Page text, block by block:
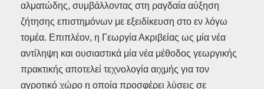
αλματώδης, συμβάλλοντας στη ραγδαία αύξηση
ζήτησης επιστημόνων με εξειδίκευση στο εν λόγω
τομέα. Επιπλέον, η Γεωργία Ακριβείας ως μία νέα
αντίληψη και ουσιαστικά μία νέα μέθοδος γεωργικής
πρακτικής αποτελεί τεχνολογία αιχμής για τον
αγροτικό χώρο η οποία προσφέρει λύσεις σε